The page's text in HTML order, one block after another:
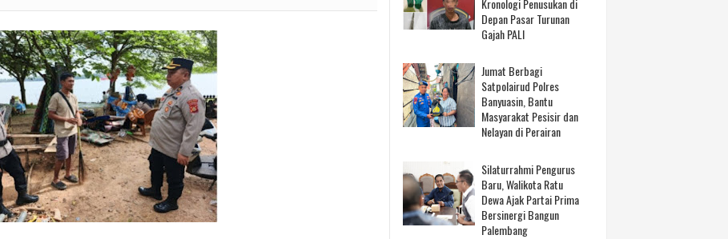
APM Desak RS AR Bunda Prabumulih Evaluasi Menyeluruh Pelayanan
Pelaku dan Barang Bukti Berhasil Diamankan.
Satlantas Polres PALI Gelar Patroli Subuh di Kawasan Masjid Syuhada
Penukal Utara Intensifkan Patroli KRYD Sasar Potensi Gangguan Kamtibmas
Pencurian Perangkat BTS di Banyuasin II, Tiga Terduga Pelaku Diamankan
di Dusun III Talang Kampai, Polisi: Tidak Ada Korban Jiwa
Kronologi Penusukan di
Depan Pasar Turunan
Gajah PALI
Jumat Berbagi
Satpolairud Polres
Banyuasin, Bantu
Masyarakat Pesisir dan
Nelayan di Perairan
Silaturrahmi Pengurus
Baru, Walikota Ratu
Dewa Ajak Partai Prima
Bersinergi Bangun
Palembang